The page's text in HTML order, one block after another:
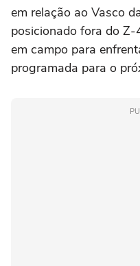
em relação ao Vasco
posicionado fora do
em campo para
programada para o